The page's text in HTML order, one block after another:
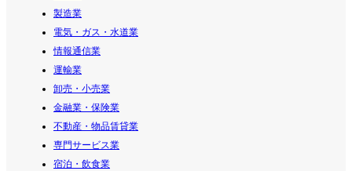
製造業
電気・ガス・水道業
情報通信業
運輸業
卸売・小売業
金融業・保険業
不動産・物品賃貸業
専門サービス業
宿泊・飲食業